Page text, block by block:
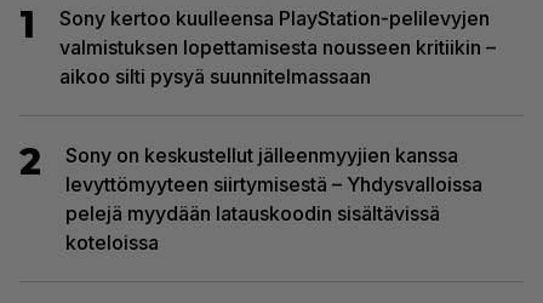
1
Sony kertoo kuulleensa PlayStation-pelilevyjen
valmistuksen lopettamisesta nousseen kritiikin –
aikoo silti pysyä suunnitelmassaan
2
Sony on keskustellut jälleenmyyjien kanssa
levyttömyyteen siirtymisestä – Yhdysvalloissa
pelejä myydään latauskoodin sisältävissä
koteloissa